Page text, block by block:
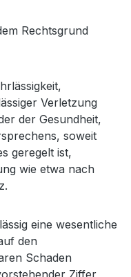
Rechtsgrund
Verletzung
der Gesundheit,
soweit
geregelt ist,
wie etwa nach
eine wesentliche
den
Schaden